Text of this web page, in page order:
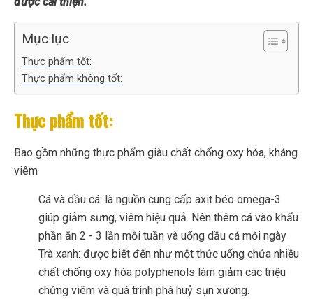
Mục lục
Thực phẩm tốt:
Thực phẩm không tốt:
Thực phẩm tốt:
Bao gồm những thực phẩm giàu chất chống oxy hóa, kháng
viêm
Cá và dầu cá: là nguồn cung cấp axit béo omega-3
giúp giảm sưng, viêm hiệu quả. Nên thêm cá vào khẩu
phần ăn 2 - 3 lần mỗi tuần và uống dầu cá mỗi ngày
Trà xanh: được biết đến như một thức uống chứa nhiều
chất chống oxy hóa polyphenols làm giảm các triệu
chứng viêm và quá trình phá huỷ sụn xương.